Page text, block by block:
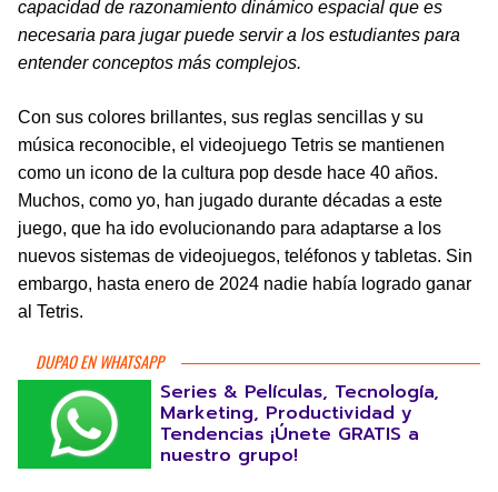
capacidad de razonamiento dinámico espacial que es
necesaria para jugar puede servir a los estudiantes para
entender conceptos más complejos.
Con sus colores brillantes, sus reglas sencillas y su
música reconocible, el videojuego Tetris se mantienen
como un icono de la cultura pop desde hace 40 años.
Muchos, como yo, han jugado durante décadas a este
juego, que ha ido evolucionando para adaptarse a los
nuevos sistemas de videojuegos, teléfonos y tabletas. Sin
embargo, hasta enero de 2024 nadie había logrado ganar
al Tetris.
DUPAO EN WHATSAPP
Series & Películas, Tecnología,
Marketing, Productividad y
Tendencias ¡Únete GRATIS a
nuestro grupo!